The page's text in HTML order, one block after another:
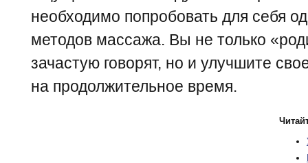
необходимо попробовать для себя
методов массажа. Вы не только
зачастую говорят, но и улучшите
на продолжительное время.